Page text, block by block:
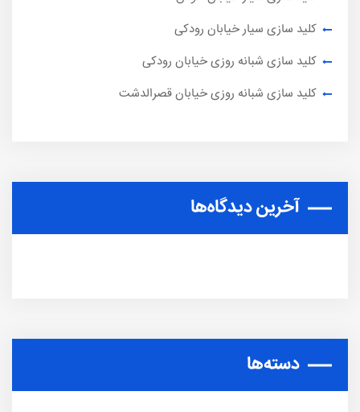
کلید سازی سیار خیابان رودکی
کلید سازی شبانه روزی خیابان رودکی
کلید سازی شبانه روزی خیابان قصرالدشت
آخرین دیدگاه‌ها
دسته‌ها